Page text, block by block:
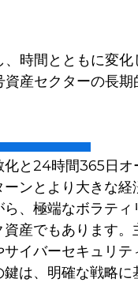
時間とともに変
産セクターの長
と24時間365日オ
ンとより大きな経
ら、極端なボラテ
産でもあります。
イバーセキュリ
鍵は、明確な戦略